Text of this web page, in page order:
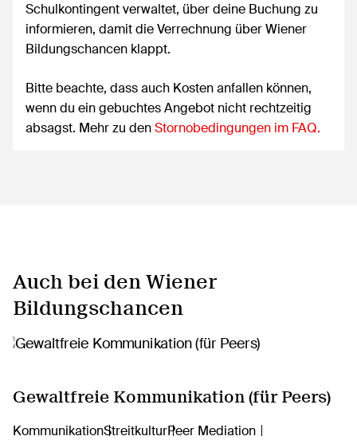
Schulkontingent verwaltet, über deine Buchung zu
informieren, damit die Verrechnung über Wiener
Bildungschancen klappt.
Bitte beachte, dass auch Kosten anfallen können,
wenn du ein gebuchtes Angebot nicht rechtzeitig
absagst. Mehr zu denStornobedingungen im FAQ.
Auch bei den Wiener
Bildungschancen
Gewaltfreie Kommunikation (für Peers)
KommunikationStreitkulturPeer Mediation